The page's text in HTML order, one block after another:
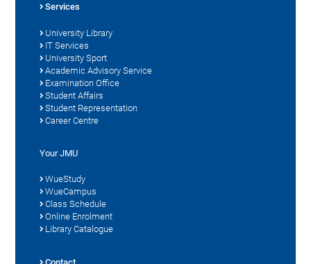
Services
University Library
IT Services
University Sport
Academic Advisory Service
Examination Office
Student Affairs
Student Representation
Career Centre
Your JMU
WueStudy
WueCampus
Class Schedule
Online Enrolment
Library Catalogue